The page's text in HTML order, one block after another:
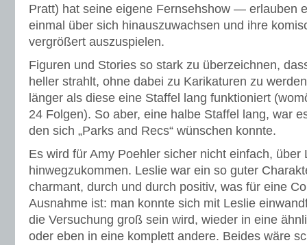
Pratt) hat seine eigene Fernsehshow — erlauben
einmal über sich hinauszuwachsen und ihre
vergrößert auszuspielen.
Figuren und Stories so stark zu überzeichnen,
heller strahlt, ohne dabei zu Karikaturen zu
länger als diese eine Staffel lang funktioniert
24 Folgen). So aber, eine halbe Staffel lang, war
den sich „Parks and Recs“ wünschen konnte.
Es wird für Amy Poehler sicher nicht einfach, über
hinwegzukommen. Leslie war ein so guter
charmant, durch und durch positiv, was für eine
Ausnahme ist: man konnte sich mit Leslie
die Versuchung groß sein wird, wieder in eine
oder eben in eine komplett andere. Beides wäre